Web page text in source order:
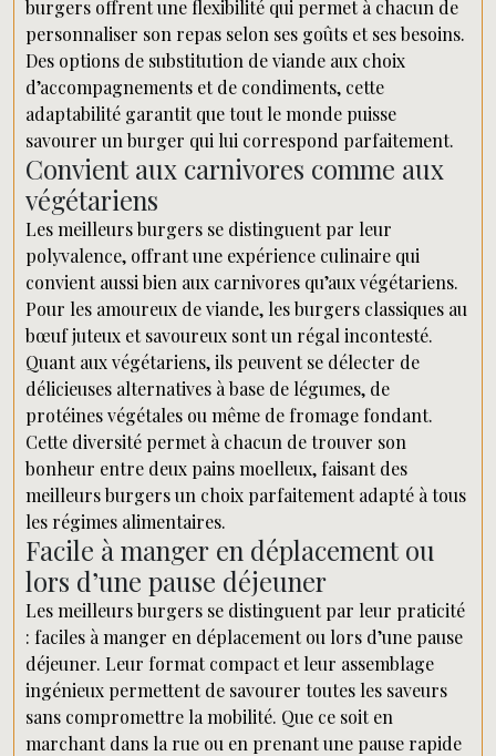
burgers offrent une flexibilité qui permet à chacun de
personnaliser son repas selon ses goûts et ses besoins.
Des options de substitution de viande aux choix
d’accompagnements et de condiments, cette
adaptabilité garantit que tout le monde puisse
savourer un burger qui lui correspond parfaitement.
Convient aux carnivores comme aux
végétariens
Les meilleurs burgers se distinguent par leur
polyvalence, offrant une expérience culinaire qui
convient aussi bien aux carnivores qu’aux végétariens.
Pour les amoureux de viande, les burgers classiques au
bœuf juteux et savoureux sont un régal incontesté.
Quant aux végétariens, ils peuvent se délecter de
délicieuses alternatives à base de légumes, de
protéines végétales ou même de fromage fondant.
Cette diversité permet à chacun de trouver son
bonheur entre deux pains moelleux, faisant des
meilleurs burgers un choix parfaitement adapté à tous
les régimes alimentaires.
Facile à manger en déplacement ou
lors d’une pause déjeuner
Les meilleurs burgers se distinguent par leur praticité
: faciles à manger en déplacement ou lors d’une pause
déjeuner. Leur format compact et leur assemblage
ingénieux permettent de savourer toutes les saveurs
sans compromettre la mobilité. Que ce soit en
marchant dans la rue ou en prenant une pause rapide